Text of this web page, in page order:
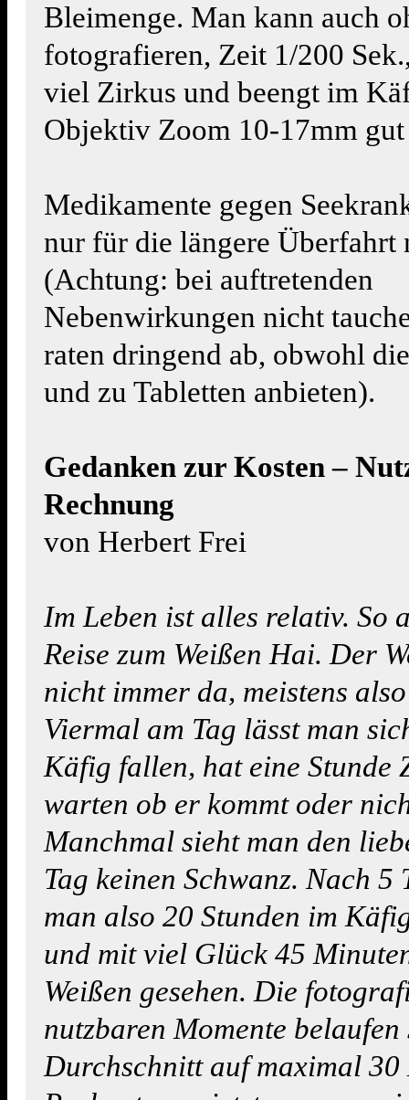
Bleimenge. Man kann auch
fotografieren, Zeit 1/200
viel Zirkus und beengt im
Objektiv Zoom 10-17mm gut
Medikamente gegen
nur für die längere Überfahrt
(Achtung: bei auftretenden
Nebenwirkungen nicht
raten dringend ab, obwohl
und zu Tabletten anbieten).
Gedanken zur Kosten –
Rechnung
von Herbert Frei
Im Leben ist alles relativ. So
Reise zum Weißen Hai. Der
nicht immer da, meistens
Viermal am Tag lässt man
Käfig fallen, hat eine Stunde
warten ob er kommt oder
Manchmal sieht man den
Tag keinen Schwanz. Nach 5
man also 20 Stunden im
und mit viel Glück 45
Weißen gesehen. Die
nutzbaren Momente
Durchschnitt auf maximal 30